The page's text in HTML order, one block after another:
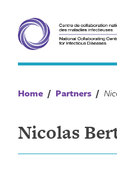
content
Home / Partners /
Nicolas